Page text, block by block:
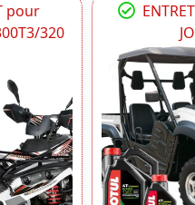
pour
320